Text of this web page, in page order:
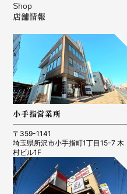
Shop
店舗情報
小手指営業所
〒359-1141
埼玉県所沢市小手指町1丁目15-7 木
村ビル1F